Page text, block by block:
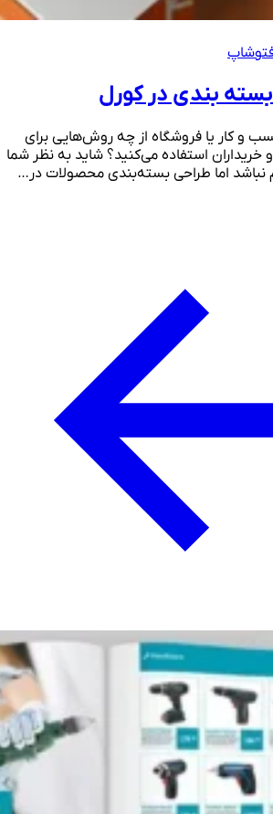
بندی در کورل
و کار یا فروشگاه از چه روش‌هایی برای
استفاده می‌کنید؟ شاید به نظر شما
اما طراحی بسته‌بندی محصولات در…